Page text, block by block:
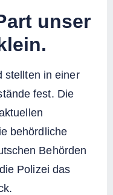
unser
stellten in einer
fest. Die
behördliche
Behörden
Polizei das